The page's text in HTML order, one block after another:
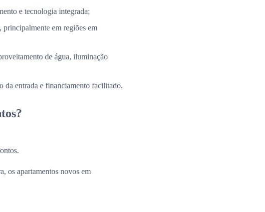
e tecnologia integrada;
em regiões em
de água, iluminação
da entrada e financiamento facilitado.
os apartamentos novos em